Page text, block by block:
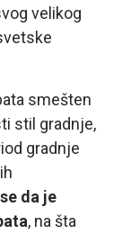
velikog
smešten
stil gradnje,
gradnje
da je
, na šta